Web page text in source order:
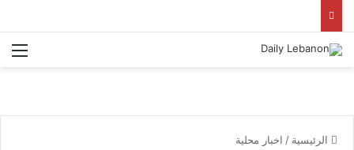
الرئيسية / اخبار محلية